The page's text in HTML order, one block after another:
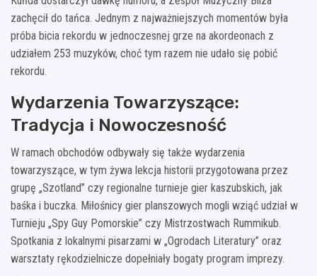
zachęcił do tańca. Jednym z najważniejszych momentów była
próba bicia rekordu w jednoczesnej grze na akordeonach z
udziałem 253 muzyków, choć tym razem nie udało się pobić
rekordu.
Wydarzenia Towarzyszące:
Tradycja i Nowoczesność
W ramach obchodów odbywały się także wydarzenia
towarzyszące, w tym żywa lekcja historii przygotowana przez
grupę „Szotland” czy regionalne turnieje gier kaszubskich, jak
baśka i buczka. Miłośnicy gier planszowych mogli wziąć udział w
Turnieju „Spy Guy Pomorskie” czy Mistrzostwach Rummikub.
Spotkania z lokalnymi pisarzami w „Ogrodach Literatury” oraz
warsztaty rękodzielnicze dopełniały bogaty program imprezy.